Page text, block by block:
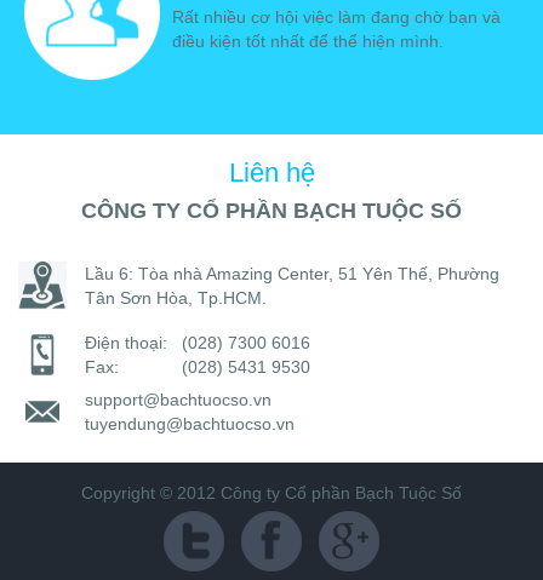
Rất nhiều cơ hội việc làm đang chờ bạn và
điều kiện tốt nhất để thể hiện mình.
Liên hệ
CÔNG TY CỔ PHẦN BẠCH TUỘC SỐ
Lầu 6: Tòa nhà Amazing Center, 51 Yên Thế, Phường
Tân Sơn Hòa, Tp.HCM.
Điện thoại:
(028) 7300 6016
Fax:
(028) 5431 9530
support@bachtuocso.vn
tuyendung@bachtuocso.vn
Copyright © 2012 Công ty Cổ phần Bạch Tuộc Số